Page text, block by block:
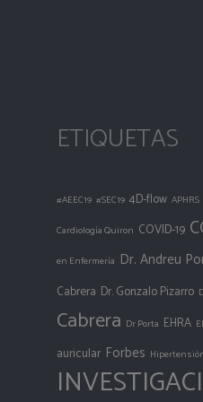
ETIQUETAS
#AEEC19 #SEC19 4D-flow APHRS
Cardiología Quiron COVID-19
en Enfermería Dr. Andreu
Cabrera Dr. Gonzalo Pizarro
Cabrera Dr Porta EHRA
auricular Forbes